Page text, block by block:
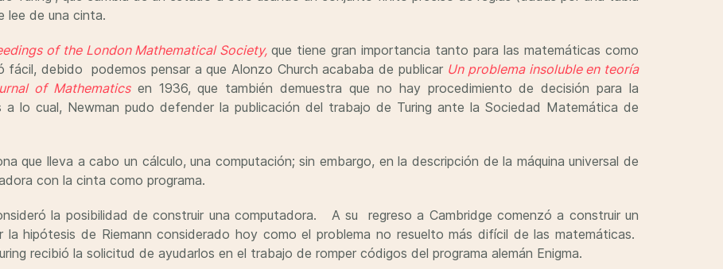
lee de una cinta.
of the London Mathematical Society,que tiene gran importancia tanto para las matemáticas como
fácil, debido podemos pensar a que Alonzo Church acababa de publicar Un problema insoluble en teoría
of Mathematicsen 1936, que también demuestra que no hay procedimiento de decisión para la
lo cual, Newman pudo defender la publicación del trabajo de Turing ante la Sociedad Matemática de
que lleva a cabo un cálculo, una computación; sin embargo, en la descripción de la máquina universal de
con la cinta como programa.
la posibilidad de construir una computadora. A su regreso a Cambridge comenzó a construir un
hipótesis de Riemann considerado hoy como el problema no resuelto más difícil de las matemáticas.
recibió la solicitud de ayudarlos en el trabajo de romper códigos del programa alemán Enigma.